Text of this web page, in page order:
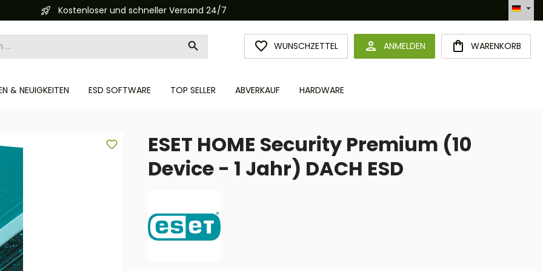
Kostenloser und schneller Versand 24/7 Automatisierte Bestellabwicklung (API)
WUNSCHZETTELDU HAST 0 PRODUKTE AUF DEM MERKZETTEL
ANMELDEN WARENKORB
& NEUIGKEITEN ESD SOFTWARE TOP SELLER ABVERKAUF HARDWARE
ESET HOME Security Premium (10
Device - 1 Jahr) DACH ESD